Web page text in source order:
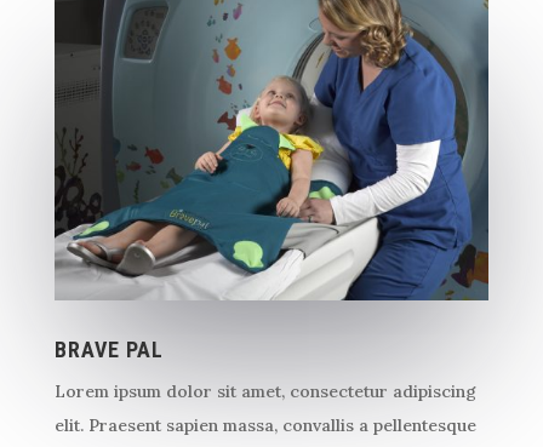
BRAVE PAL
Lorem ipsum dolor sit amet, consectetur adipiscing
elit. Praesent sapien massa, convallis a pellentesque